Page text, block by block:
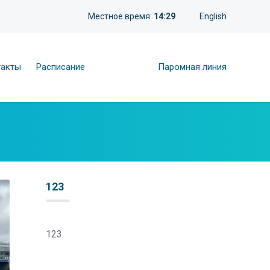
Местное время: 14:29 English
Расписание Паромная линия
123
123